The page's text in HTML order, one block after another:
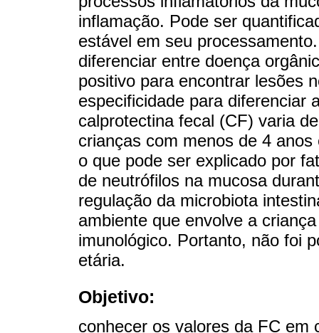
inflamação. Pode ser
estável em seu
diferenciar entre doença
positivo para encontrar lesões
especificidade para diferenciar
calprotectina fecal (CF) varia
crianças com menos de 4
o que pode ser explicado por
de neutrófilos na mucosa
regulação da microbiota
ambiente que envolve a
imunológico. Portanto, não foi
etária.
Objetivo:
conhecer os valores da FC em